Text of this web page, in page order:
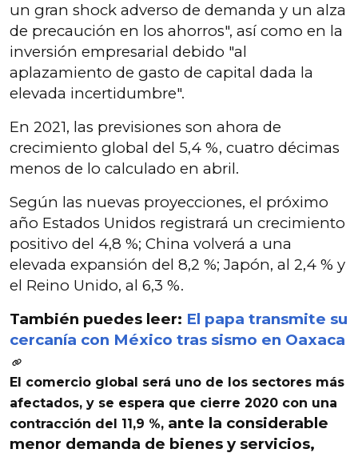
un gran shock adverso de demanda y un alza
de precaución en los ahorros", así como en la
inversión empresarial debido "al
aplazamiento de gasto de capital dada la
elevada incertidumbre".
En 2021, las previsiones son ahora de
crecimiento global del 5,4 %, cuatro décimas
menos de lo calculado en abril.
Según las nuevas proyecciones, el próximo
año Estados Unidos registrará un crecimiento
positivo del 4,8 %; China volverá a una
elevada expansión del 8,2 %; Japón, al 2,4 % y
el Reino Unido, al 6,3 %.
También puedes leer: El papa transmite su
cercanía con México tras sismo en Oaxaca
El comercio global será uno de los sectores más
afectados, y se espera que cierre 2020 con una
contracción del 11,9 %, ante la considerable
menor demanda de bienes y servicios,